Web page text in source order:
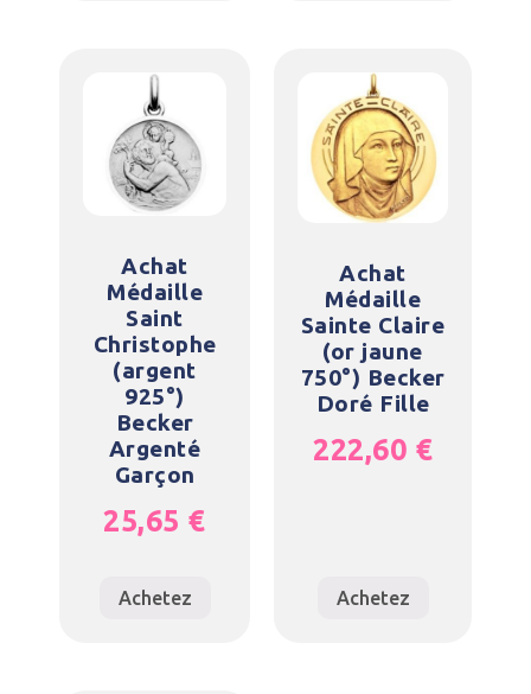
Achat
Médaille
Saint
Christophe
(argent
925°)
Becker
Argenté
Garçon
25,65 €
Achetez
Achat
Médaille
Sainte Claire
(or jaune
750°) Becker
Doré Fille
222,60 €
Achetez